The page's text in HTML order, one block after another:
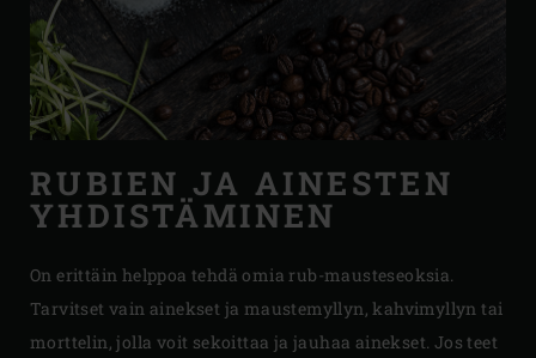
RUBIEN JA AINESTEN
YHDISTÄMINEN
On erittäin helppoa tehdä omia rub-mausteseoksia.
Tarvitset vain ainekset ja maustemyllyn, kahvimyllyn tai
morttelin, jolla voit sekoittaa ja jauhaa ainekset. Jos teet